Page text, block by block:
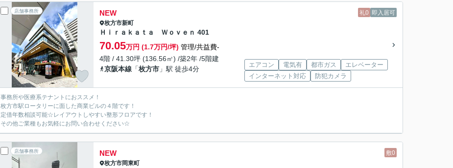
店舗事務所 礼0 即入居可
NEW
枚方市新町
Ｈｉｒａｋａｔａ Ｗｏｖｅｎ 401
70.05万円 (1.7万円/坪) 管理/共益費-
4階 / 41.30坪 (136.56㎡) /築2年 /5階建
京阪本線 「枚方市 」駅 徒歩4分
エアコン 電気有 都市ガス
エレベーター
インターネット対応
防犯カメラ
事務所や医療系テナントにおススメ！
枚方市駅ロータリーに面した商業ビルの４階です！
定借年数相談可能☆レイアウトしやすい整形フロアです！
その他ご業種もお気軽にお問い合わせください☆
店舗事務所 敷0
NEW
枚方市岡東町